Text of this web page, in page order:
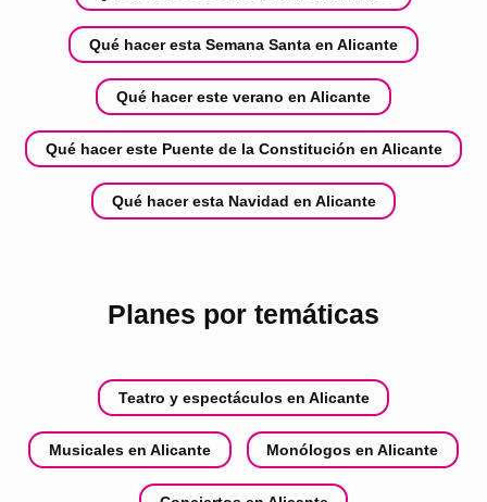
Qué hacer esta Semana Santa en Alicante
Qué hacer este verano en Alicante
Qué hacer este Puente de la Constitución en Alicante
Qué hacer esta Navidad en Alicante
Planes por temáticas
Teatro y espectáculos en Alicante
Musicales en Alicante Monólogos en Alicante